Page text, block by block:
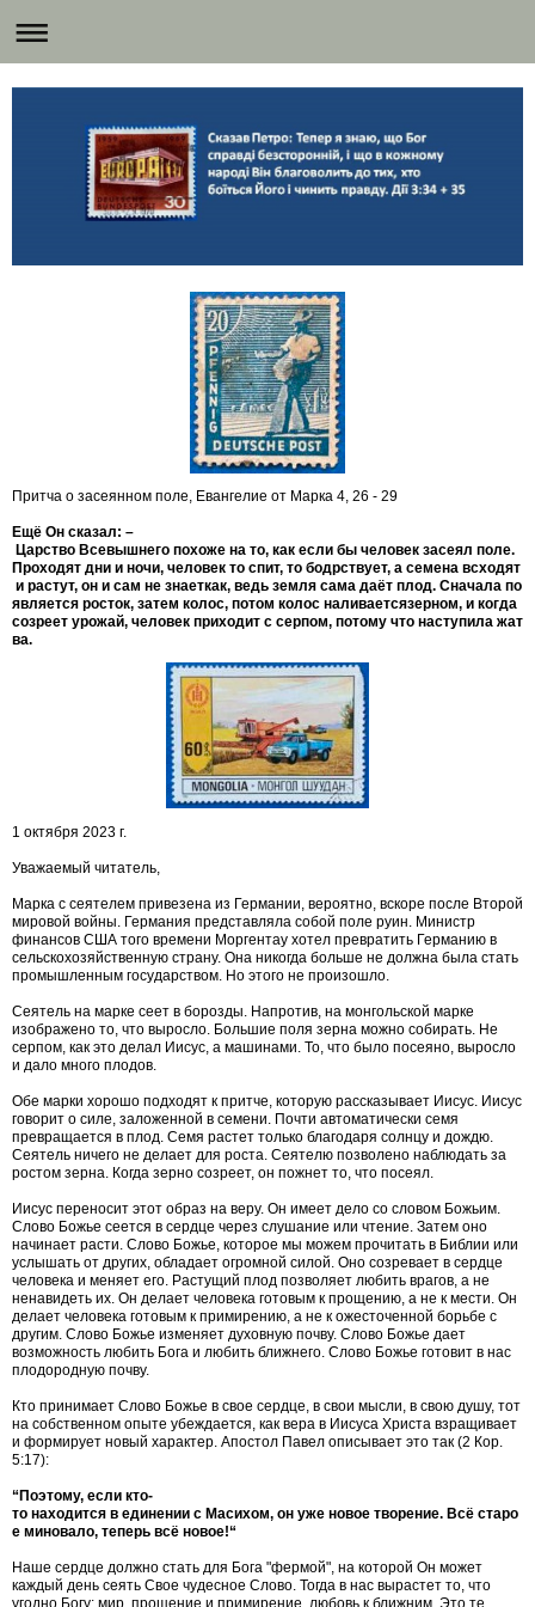
Притча о засеянном поле, Евангелие от Марка 4, 26 - 29
Ещё Он сказал: –
Царство Всевышнего похоже на то, как если бы человек засеял поле.
Проходят дни и ночи, человек то спит, то бодрствует, а семена всходят
и растут, он и сам не знаеткак, ведь земля сама даёт плод. Сначала по
является росток, затем колос, потом колос наливаетсязерном, и когда
созреет урожай, человек приходит с серпом, потому что наступила жат
ва.
1 октября 2023 г.
Уважаемый читатель,
Марка с сеятелем привезена из Германии, вероятно, вскоре после Второй
мировой войны. Германия представляла собой поле руин. Министр
финансов США того времени Моргентау хотел превратить Германию в
сельскохозяйственную страну. Она никогда больше не должна была стать
промышленным государством. Но этого не произошло.
Сеятель на марке сеет в борозды. Напротив, на монгольской марке
изображено то, что выросло. Большие поля зерна можно собирать. Не
серпом, как это делал Иисус, а машинами. То, что было посеяно, выросло
и дало много плодов.
Обе марки хорошо подходят к притче, которую рассказывает Иисус. Иисус
говорит о силе, заложенной в семени. Почти автоматически семя
превращается в плод. Семя растет только благодаря солнцу и дождю.
Сеятель ничего не делает для роста. Сеятелю позволено наблюдать за
ростом зерна. Когда зерно созреет, он пожнет то, что посеял.
Иисус переносит этот образ на веру. Он имеет дело со словом Божьим.
Слово Божье сеется в сердце через слушание или чтение. Затем оно
начинает расти. Слово Божье, которое мы можем прочитать в Библии или
услышать от других, обладает огромной силой. Оно созревает в сердце
человека и меняет его. Растущий плод позволяет любить врагов, а не
ненавидеть их. Он делает человека готовым к прощению, а не к мести. Он
делает человека готовым к примирению, а не к ожесточенной борьбе с
другим. Слово Божье изменяет духовную почву. Слово Божье дает
возможность любить Бога и любить ближнего. Слово Божье готовит в нас
плодородную почву.
Кто принимает Слово Божье в свое сердце, в свои мысли, в свою душу, тот
на собственном опыте убеждается, как вера в Иисуса Христа взращивает
и формирует новый характер. Апостол Павел описывает это так (2 Кор.
5:17):
“Поэтому, если кто-
то находится в единении с Масихом, он уже новое творение. Всё старо
е миновало, теперь всё новое!“
Наше сердце должно стать для Бога "фермой", на которой Он может
каждый день сеять Свое чудесное Слово. Тогда в нас вырастет то, что
угодно Богу: мир, прощение и примирение, любовь к ближним. Это те